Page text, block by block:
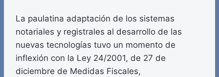
La paulatina adaptación de los sistemas
notariales y registrales al desarrollo de las
nuevas tecnologías tuvo un momento de
inflexión con la Ley 24/2001, de 27 de
diciembre de Medidas Fiscales,